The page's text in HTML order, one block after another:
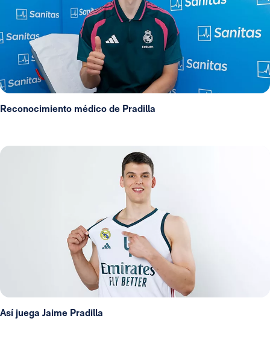
Reconocimiento médico de Pradilla
Así juega Jaime Pradilla